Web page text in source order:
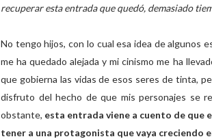
recuperar esta entrada que quedó, demasiado
No tengo hijos, con lo cual esa idea de algunos
me ha quedado alejada y mi cinismo me ha
que gobierna las vidas de esos seres de tinta,
disfruto del hecho de que mis personajes se
obstante, esta entrada viene a cuento de que
tener a una protagonista que vaya creciendo